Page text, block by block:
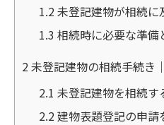
1.2未登記建物が相続に
1.3 相続時に必要な準備
2未登記建物の相続手続き
2.1 未登記建物を相続す
2.2建物表題登記の申請